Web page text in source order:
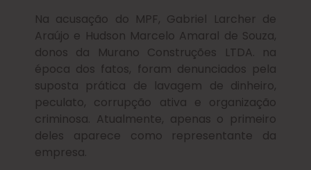
Na acusação do MPF, Gabriel Larcher de
Araújo e Hudson Marcelo Amaral de Souza,
donos da Murano Construções LTDA. na
época dos fatos, foram denunciados pela
suposta prática de lavagem de dinheiro,
peculato, corrupção ativa e organização
criminosa. Atualmente, apenas o primeiro
deles aparece como representante da
empresa.